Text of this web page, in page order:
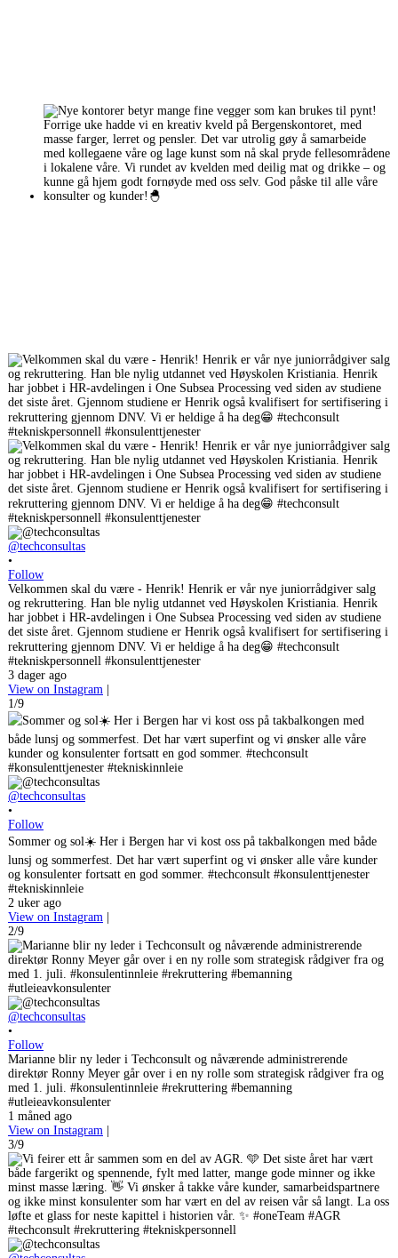
@techconsultas
•
Follow
Velkommen skal du være - Henrik! Henrik er vår nye juniorrådgiver salg
og rekruttering. Han ble nylig utdannet ved Høyskolen Kristiania. Henrik
har jobbet i HR-avdelingen i One Subsea Processing ved siden av studiene
det siste året. Gjennom studiene er Henrik også kvalifisert for sertifisering i
rekruttering gjennom DNV. Vi er heldige å ha deg😁 #techconsult
#tekniskpersonnell #konsulenttjenester
3 dager ago
View on Instagram
1/9
@techconsultas
•
Follow
Sommer og sol☀️ Her i Bergen har vi kost oss på takbalkongen med både
lunsj og sommerfest. Det har vært superfint og vi ønsker alle våre kunder
og konsulenter fortsatt en god sommer. #techconsult #konsulenttjenester
#tekniskinnleie
2 uker ago
View on Instagram
2/9
@techconsultas
•
Follow
Marianne blir ny leder i Techconsult og nåværende administrerende
direktør Ronny Meyer går over i en ny rolle som strategisk rådgiver fra og
med 1. juli. #konsulentinnleie #rekruttering #bemanning
#utleieavkonsulenter
1 måned ago
View on Instagram
3/9